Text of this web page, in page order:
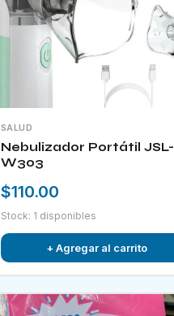
SALUD
Nebulizador Portátil JSL-
W303
$110.00
Stock: 1 disponibles
+ Agregar al carrito